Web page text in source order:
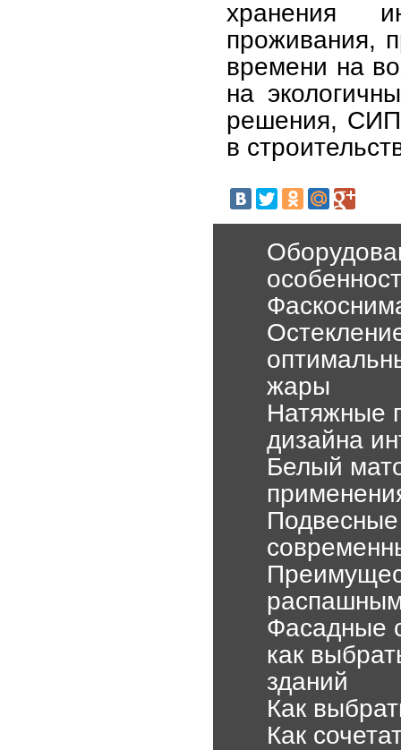
хранения
проживания,
времени на
на
решения,
в
жары
Натяжные
дизайна
Белый
Фасадные
как
зданий
Как
Как